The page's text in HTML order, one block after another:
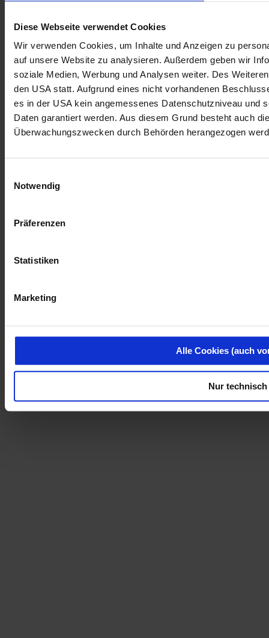
Diese Webseite verwendet Cookies
Wir verwenden Cookies, um Inhalte und Anzeigen zu
auf unsere Website zu analysieren. Außerdem geben wir
soziale Medien, Werbung und Analysen weiter. Des
den USA statt. Aufgrund eines nicht vorhandenen
es in der USA kein angemessenes Datenschutzniveau und
Daten garantiert werden. Aus diesem Grund besteht auch
Überwachungszwecken durch Behörden herangezogen
Notwendig
Präferenzen
Statistiken
Marketing
Alle Cookies (auch
Nur